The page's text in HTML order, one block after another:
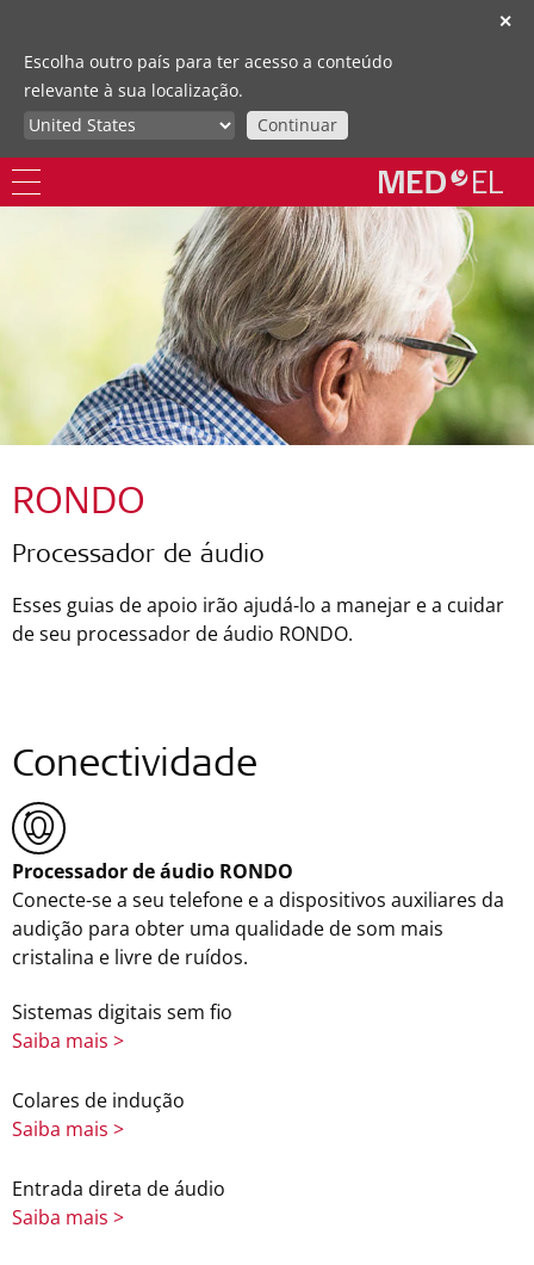
✕
Escolha outro país para ter acesso a conteúdo
relevante à sua localização.
Continuar
RONDO
Processador de áudio
Esses guias de apoio irão ajudá-lo a manejar e a cuidar
de seu processador de áudio RONDO.
Conectividade
Processador de áudio RONDO
Conecte-se a seu telefone e a dispositivos auxiliares da
audição para obter uma qualidade de som mais
cristalina e livre de ruídos.
Sistemas digitais sem fio
Saiba mais >
Colares de indução
Saiba mais >
Entrada direta de áudio
Saiba mais >